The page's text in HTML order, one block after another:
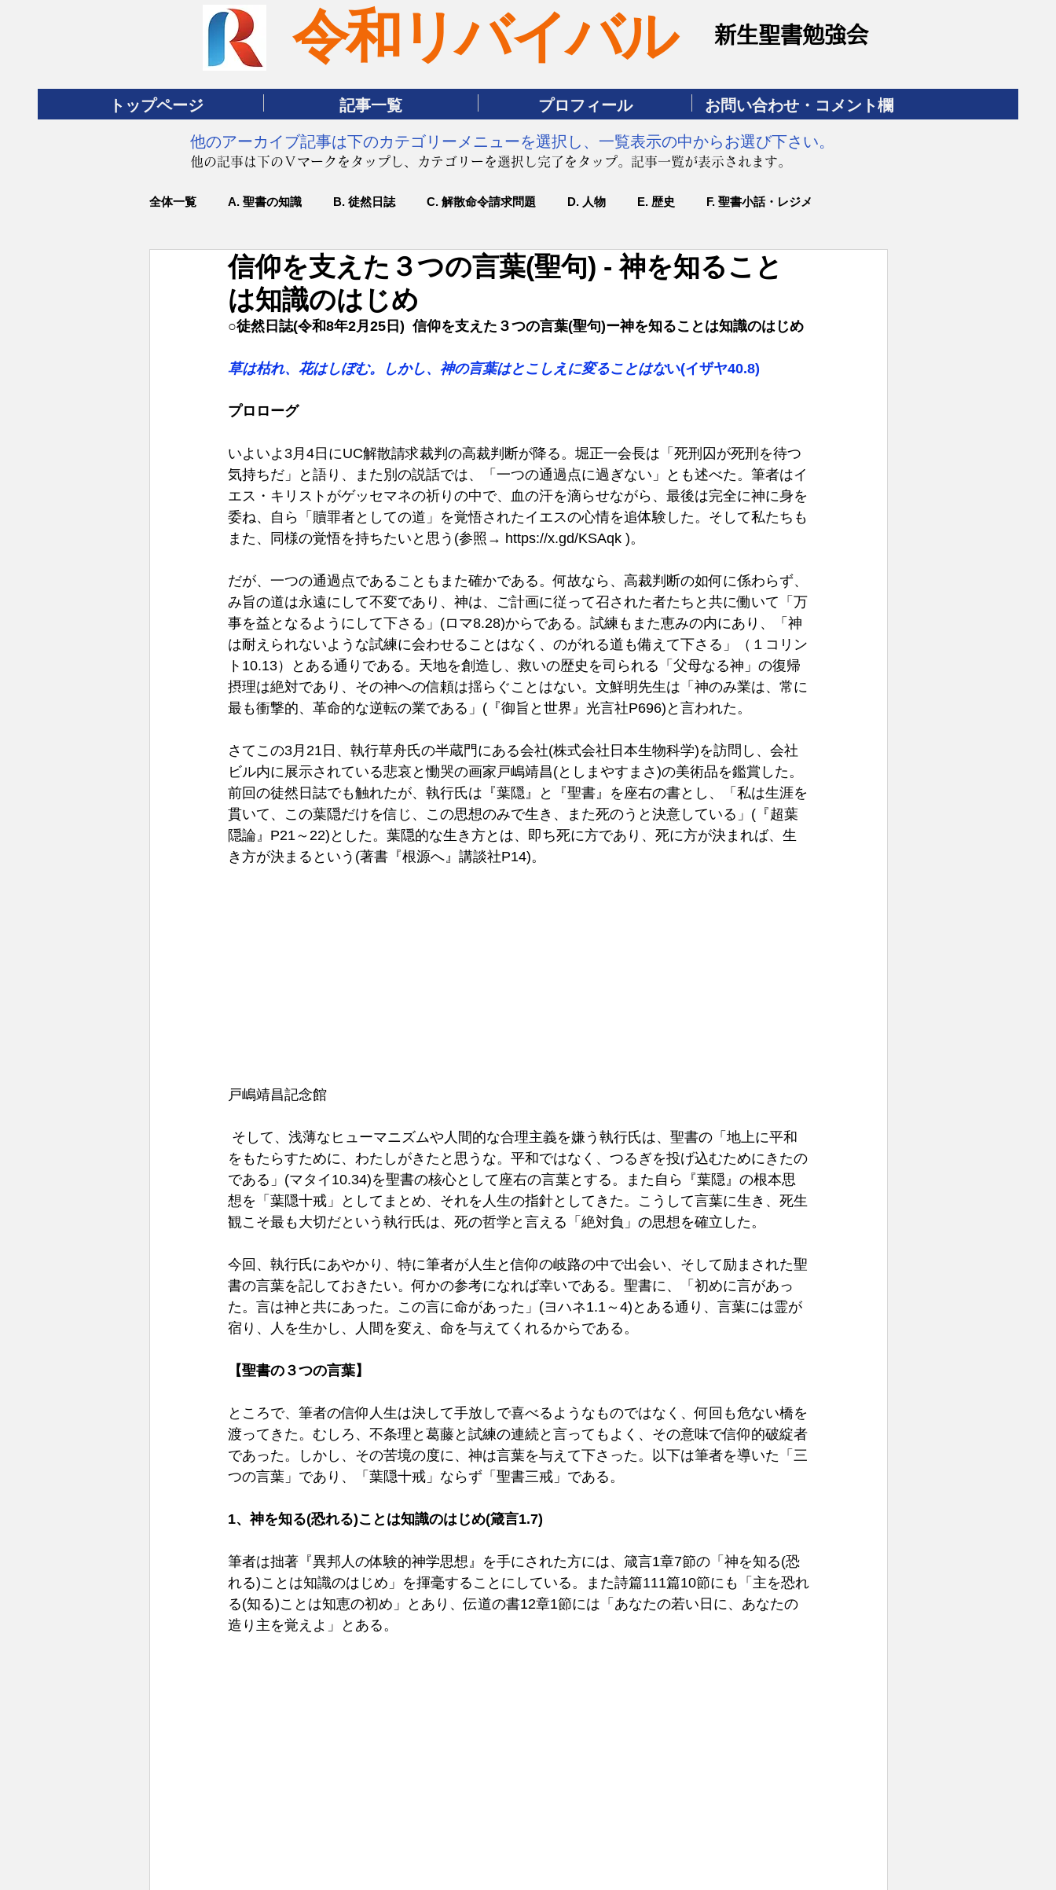
令和リバイバル ​新生聖書勉強会
トップページ 記事一覧 プロフィール お問い合わせ・コメント欄
​他のアーカイブ記事は下のカテゴリーメニューを選択し、一覧表示の中からお選び下さい。
​他の記事は下のＶマークをタップし、カテゴリーを選択し完了をタップ。記事一覧が表示されます。
全体一覧 A. 聖書の知識 B. 徒然日誌 C. 解散命令請求問題 D. 人物 E. 歴史 F. 聖書小話・レジメ
信仰を支えた３つの言葉(聖句) - 神を知ること
は知識のはじめ
○徒然日誌(令和8年2月25日)  信仰を支えた３つの言葉(聖句)ー神を知ることは知識のはじめ
草は枯れ、花はしぼむ。しかし、神の言葉はとこしえに変ることはない(イザヤ40.8)
プロローグ
いよいよ3月4日にUC解散請求裁判の高裁判断が降る。堀正一会長は「死刑囚が死刑を待つ
気持ちだ」と語り、また別の説話では、「一つの通過点に過ぎない」とも述べた。筆者はイ
エス・キリストがゲッセマネの祈りの中で、血の汗を滴らせながら、最後は完全に神に身を
委ね、自ら「贖罪者としての道」を覚悟されたイエスの心情を追体験した。そして私たちも
また、同様の覚悟を持ちたいと思う(参照→ https://x.gd/KSAqk )。
だが、一つの通過点であることもまた確かである。何故なら、高裁判断の如何に係わらず、
み旨の道は永遠にして不変であり、神は、ご計画に従って召された者たちと共に働いて「万
事を益となるようにして下さる」(ロマ8.28)からである。試練もまた恵みの内にあり、「神
は耐えられないような試練に会わせることはなく、のがれる道も備えて下さる」（１コリン
ト10.13）とある通りである。天地を創造し、救いの歴史を司られる「父母なる神」の復帰
摂理は絶対であり、その神への信頼は揺らぐことはない。文鮮明先生は「神のみ業は、常に
最も衝撃的、革命的な逆転の業である」(『御旨と世界』光言社P696)と言われた。
さてこの3月21日、執行草舟氏の半蔵門にある会社(株式会社日本生物科学)を訪問し、会社
ビル内に展示されている悲哀と慟哭の画家戸嶋靖昌(としまやすまさ)の美術品を鑑賞した。
前回の徒然日誌でも触れたが、執行氏は『葉隠』と『聖書』を座右の書とし、「私は生涯を
貫いて、この葉隠だけを信じ、この思想のみで生き、また死のうと決意している」(『超葉
隠論』P21～22)とした。葉隠的な生き方とは、即ち死に方であり、死に方が決まれば、生
き方が決まるという(著書『根源へ』講談社P14)。
戸嶋靖昌記念館
そして、浅薄なヒューマニズムや人間的な合理主義を嫌う執行氏は、聖書の「地上に平和
をもたらすために、わたしがきたと思うな。平和ではなく、つるぎを投げ込むためにきたの
である」(マタイ10.34)を聖書の核心として座右の言葉とする。また自ら『葉隠』の根本思
想を「葉隠十戒」としてまとめ、それを人生の指針としてきた。こうして言葉に生き、死生
観こそ最も大切だという執行氏は、死の哲学と言える「絶対負」の思想を確立した。
今回、執行氏にあやかり、特に筆者が人生と信仰の岐路の中で出会い、そして励まされた聖
書の言葉を記しておきたい。何かの参考になれば幸いである。聖書に、「初めに言があっ
た。言は神と共にあった。この言に命があった」(ヨハネ1.1～4)とある通り、言葉には霊が
宿り、人を生かし、人間を変え、命を与えてくれるからである。
【聖書の３つの言葉】
ところで、筆者の信仰人生は決して手放しで喜べるようなものではなく、何回も危ない橋を
渡ってきた。むしろ、不条理と葛藤と試練の連続と言ってもよく、その意味で信仰的破綻者
であった。しかし、その苦境の度に、神は言葉を与えて下さった。以下は筆者を導いた「三
つの言葉」であり、「葉隠十戒」ならず「聖書三戒」である。
1、神を知る(恐れる)ことは知識のはじめ(箴言1.7)
筆者は拙著『異邦人の体験的神学思想』を手にされた方には、箴言1章7節の「神を知る(恐
れる)ことは知識のはじめ」を揮毫することにしている。また詩篇111篇10節にも「主を恐れ
る(知る)ことは知恵の初め」とあり、伝道の書12章1節には「あなたの若い日に、あなたの
造り主を覚えよ」とある。